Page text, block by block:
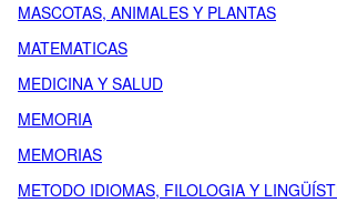
MASCOTAS, ANIMALES Y PLANTAS
MATEMATICAS
MEDICINA Y SALUD
MEMORIA
MEMORIAS
METODO IDIOMAS, FILOLOGIA Y